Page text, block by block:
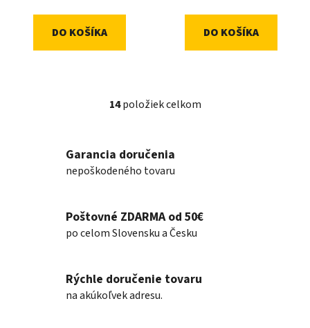
DO KOŠÍKA DO KOŠÍKA
O
á
d
i
e
v
k
14položiek celkom
Garancia doručenia
nepoškodeného tovaru
Poštovné ZDARMA od 50€
po celom Slovensku a Česku
Rýchle doručenie tovaru
na akúkoľvek adresu.